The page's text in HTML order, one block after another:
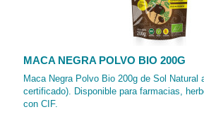
MACA NEGRA POLVO BIO 200G
Maca Negra Polvo Bio 200g de Sol Natural
certificado). Disponible para farmacias,
con CIF.